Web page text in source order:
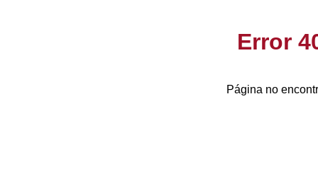
Error
Página no